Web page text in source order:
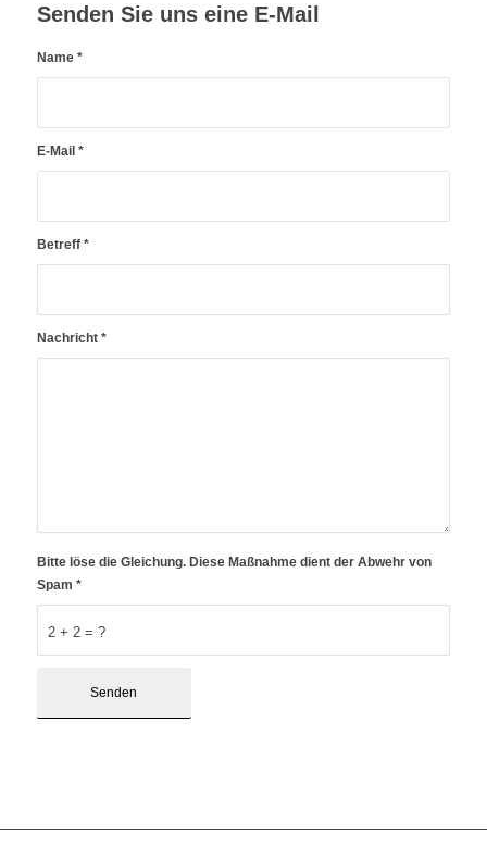
Senden Sie uns eine E-Mail
Name *
E-Mail *
Betreff *
Nachricht *
2 + 2 = ?
Bitte löse die Gleichung. Diese Maßnahme dient der Abwehr von
Spam *